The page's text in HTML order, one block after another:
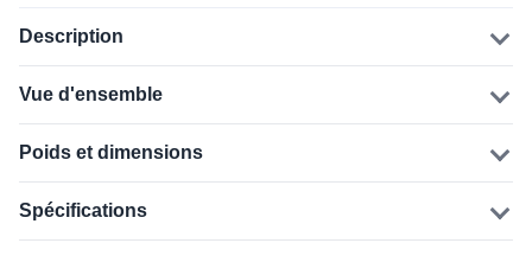
Description
Vue d'ensemble
Poids et dimensions
Spécifications